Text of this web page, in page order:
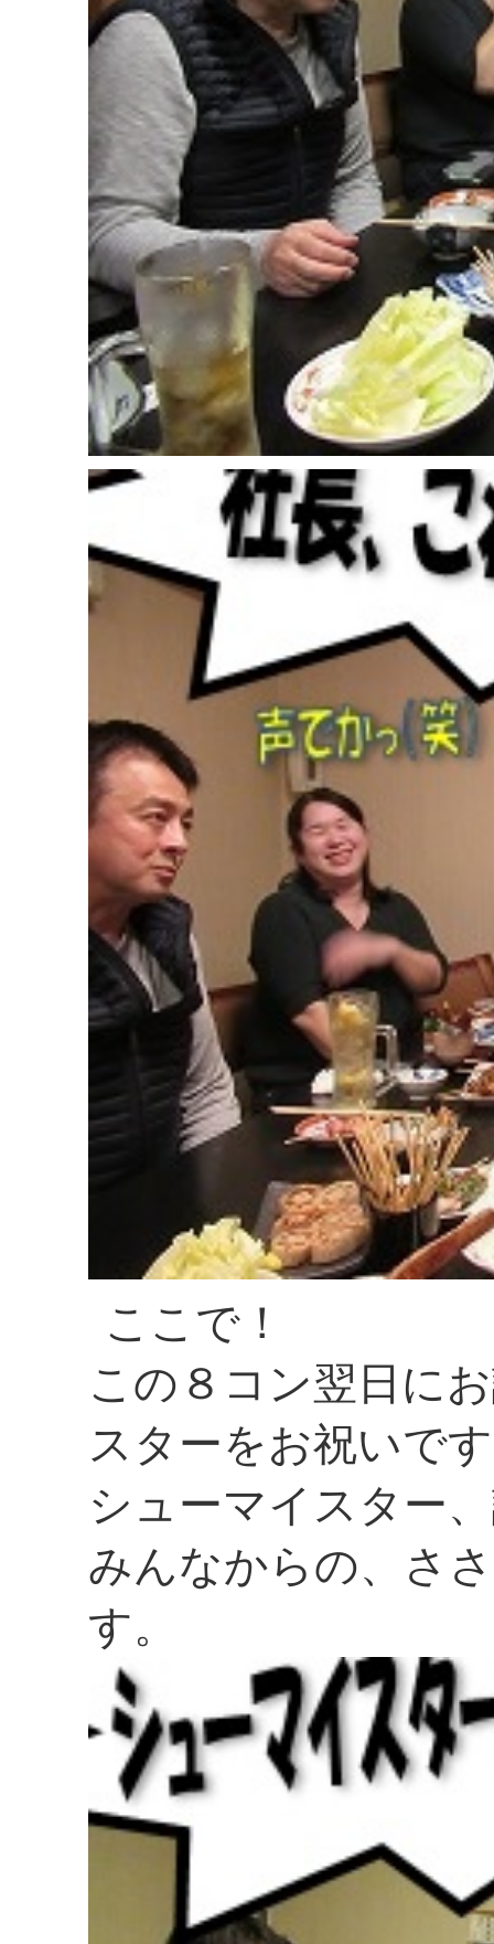
ここで！
この８コン翌日に
スターをお祝いで
シューマイスター
みんなからの、さ
す。